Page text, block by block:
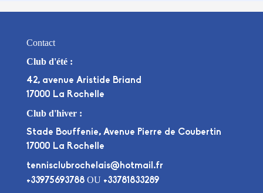
Contact
Club d'été :
42, avenue Aristide Briand
17000 La Rochelle
Club d'hiver :
Stade Bouffenie, Avenue Pierre de Coubertin
17000 La Rochelle
tennisclubrochelais@hotmail.fr
+33975693788OU +33781833289